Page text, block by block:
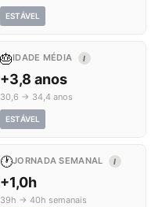
ESTÁVEL
🎂IDADE MÉDIA I
+3,8 anos
30,6 → 34,4 anos
ESTÁVEL
🕐JORNADA SEMANAL I
+1,0h
39h → 40h semanais